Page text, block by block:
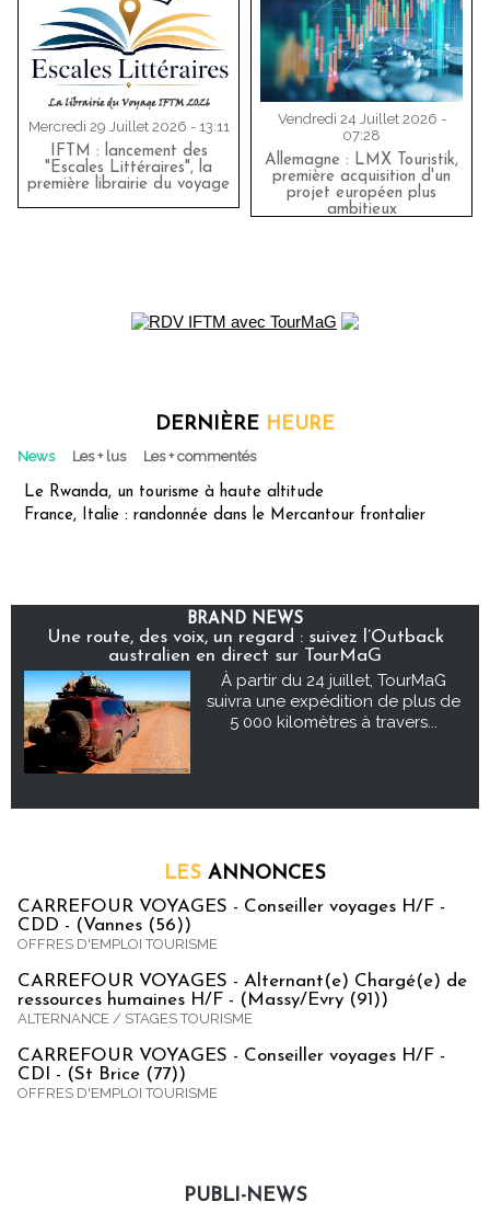
Mercredi 29 Juillet 2026 - 13:11
IFTM : lancement des
"Escales Littéraires", la
première librairie du voyage
Vendredi 24 Juillet 2026 -
07:28
Allemagne : LMX Touristik,
première acquisition d'un
projet européen plus
ambitieux
DERNIÈRE HEURE
News Les + lus Les + commentés
Le Rwanda, un tourisme à haute altitude
France, Italie : randonnée dans le Mercantour frontalier
BRAND NEWS
Une route, des voix, un regard : suivez l’Outback
australien en direct sur TourMaG
À partir du 24 juillet, TourMaG
suivra une expédition de plus de
5 000 kilomètres à travers...
LES ANNONCES
CARREFOUR VOYAGES - Conseiller voyages H/F -
CDD - (Vannes (56))
OFFRES D'EMPLOI TOURISME
CARREFOUR VOYAGES - Alternant(e) Chargé(e) de
ressources humaines H/F - (Massy/Evry (91))
ALTERNANCE / STAGES TOURISME
CARREFOUR VOYAGES - Conseiller voyages H/F -
CDI - (St Brice (77))
OFFRES D'EMPLOI TOURISME
PUBLI-NEWS